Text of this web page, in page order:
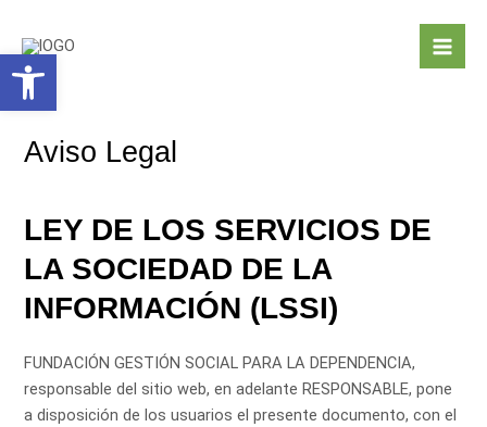
Abrir barra de herramientas
contenido
Aviso Legal
LEY DE LOS SERVICIOS DE
LA SOCIEDAD DE LA
INFORMACIÓN (LSSI)
FUNDACIÓN GESTIÓN SOCIAL PARA LA DEPENDENCIA,
responsable del sitio web, en adelante RESPONSABLE, pone
a disposición de los usuarios el presente documento, con el